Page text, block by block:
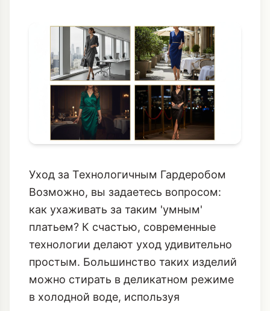
Уход за Технологичным Гардеробом
Возможно, вы задаетесь вопросом:
как ухаживать за таким 'умным'
платьем? К счастью, современные
технологии делают уход удивительно
простым. Большинство таких изделий
можно стирать в деликатном режиме
в холодной воде, используя